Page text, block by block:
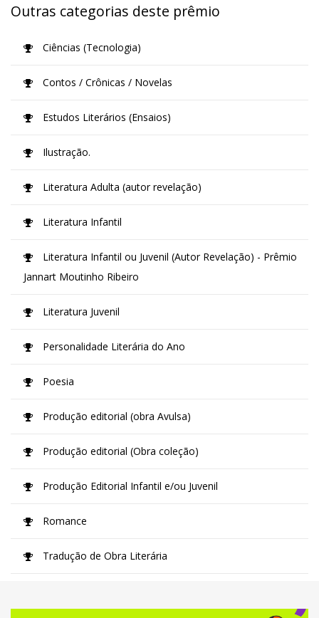
Outras categorias deste prêmio
Ciências (Tecnologia)
Contos / Crônicas / Novelas
Estudos Literários (Ensaios)
Ilustração.
Literatura Adulta (autor revelação)
Literatura Infantil
Literatura Infantil ou Juvenil (Autor Revelação) - Prêmio
Jannart Moutinho Ribeiro
Literatura Juvenil
Personalidade Literária do Ano
Poesia
Produção editorial (obra Avulsa)
Produção editorial (Obra coleção)
Produção Editorial Infantil e/ou Juvenil
Romance
Tradução de Obra Literária